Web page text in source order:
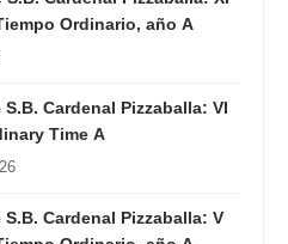
Ordinario, año A
Cardenal Pizzaballa: VI
Time A
Cardenal Pizzaballa: V